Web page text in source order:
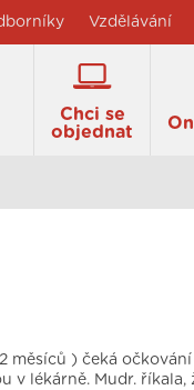
Vzdělávání
Chci se
objednat
měsíců ) čeká
v lékárně. Mudr.